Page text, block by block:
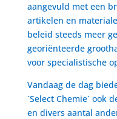
aangevuld met een
artikelen en
beleid steeds meer
georiënteerde
voor specialistische
Vandaag de dag
´Select Chemie´ ook
en divers aantal